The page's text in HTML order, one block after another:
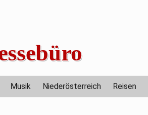
Musik Niederösterreich Reisen